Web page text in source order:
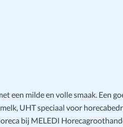
een milde en volle smaak. Een
UHT speciaal voor
bij MELEDI